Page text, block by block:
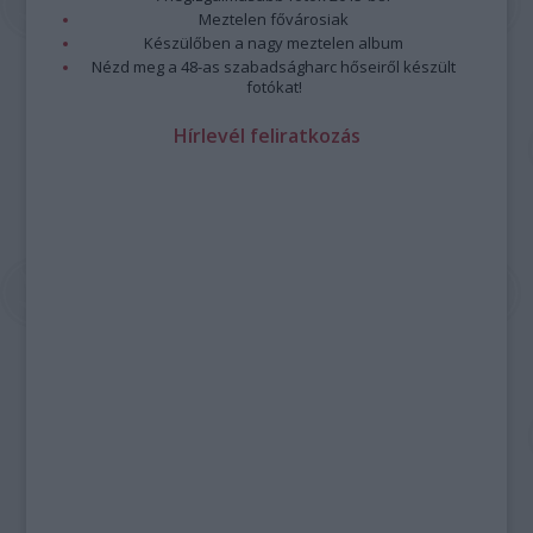
Meztelen fővárosiak
Készülőben a nagy meztelen album
Nézd meg a 48-as szabadságharc hőseiről készült
fotókat!
Hírlevél feliratkozás